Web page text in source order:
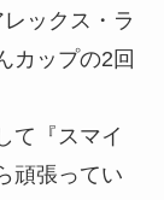
ックス・ラ
カップの2回
て『スマイ
頑張ってい